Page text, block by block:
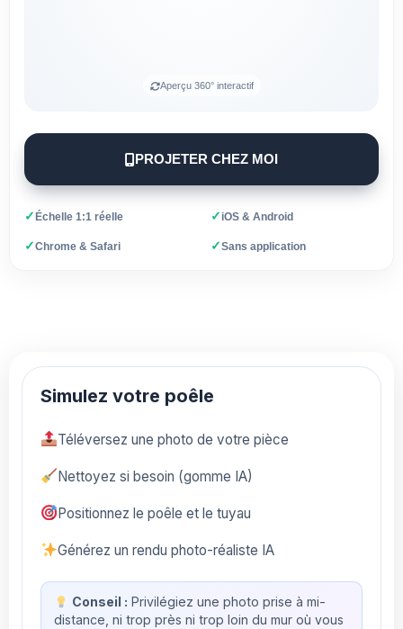
Aperçu 360° interactif
PROJETER CHEZ MOI
✓Échelle 1:1 réelle ✓iOS & Android
✓Chrome & Safari ✓Sans application
Simulez votre poêle
Téléversez une photo de votre pièce
Nettoyez si besoin (gomme IA)
Positionnez le poêle et le tuyau
Générez un rendu photo-réaliste IA
Conseil : Privilégiez une photo prise à mi-
distance, ni trop près ni trop loin du mur où vous